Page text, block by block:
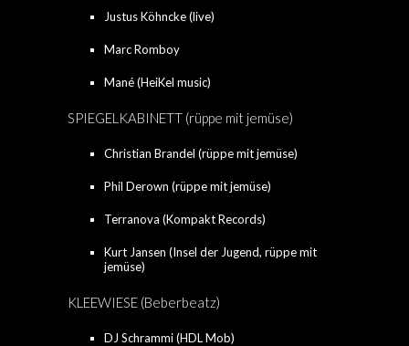
Justus Köhncke (live)
Marc Romboy
Mané (HeiKel music)
SPIEGELKABINETT (rüppe mit jemüse)
Christian Brandel (rüppe mit jemüse)
Phil Derown (rüppe mit jemüse)
Terranova (Kompakt Records)
Kurt Jansen (Insel der Jugend, rüppe mit
jemüse)
KLEEWIESE (Beberbeatz)
DJ Schrammi (HDL Mob)